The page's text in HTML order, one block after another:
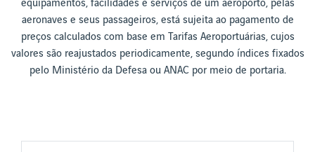
equipamentos, facilidades e serviços de um aeroporto, pelas
aeronaves e seus passageiros, está sujeita ao pagamento de
preços calculados com base em Tarifas Aeroportuárias, cujos
valores são reajustados periodicamente, segundo índices fixados
pelo Ministério da Defesa ou ANAC por meio de portaria.